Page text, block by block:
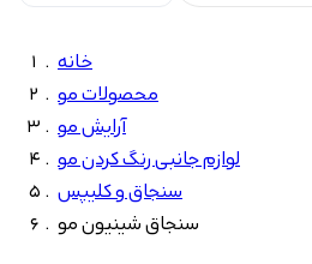
خانه
محصولات مو
آرایش مو
لوازم جانبی رنگ کردن مو
سنجاق و کلیپس
سنجاق شینیون مو